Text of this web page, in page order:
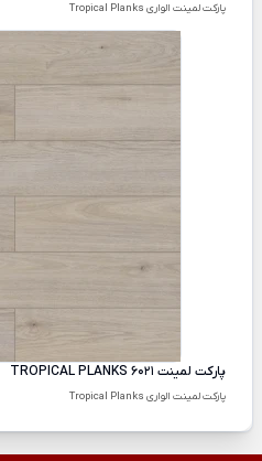
پارکت لمینت الواری Tropical Planks
پارکت لمینت TROPICAL PLANKS 6021
پارکت لمینت الواری Tropical Planks